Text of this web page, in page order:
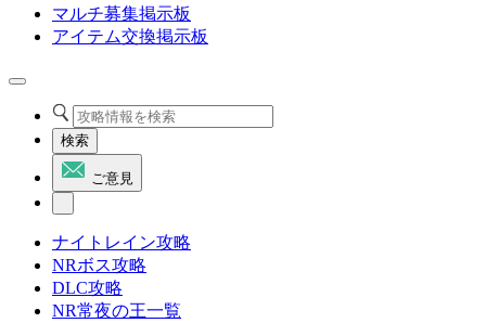
マルチ募集掲示板
アイテム交換掲示板
検索
ご意見
ナイトレイン攻略
NRボス攻略
DLC攻略
NR常夜の王一覧